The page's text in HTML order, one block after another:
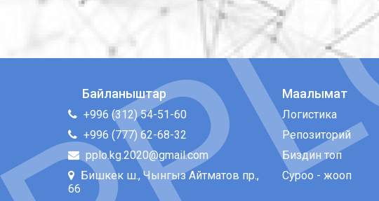
Байланыштар
+996 (312) 54-51-60
+996 (777) 62-68-32
pplo.kg.2020@gmail.com
Бишкек ш., Чынгыз Айтматов пр.,
66
Маалымат
Логистика
Репозиторий
Биздин топ
Суроо - жооп